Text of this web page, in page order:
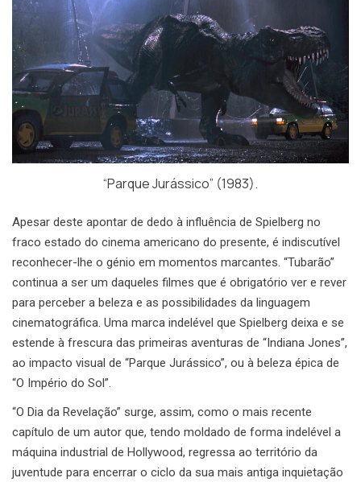
“Parque Jurássico” (1983).
Apesar deste apontar de dedo à influência de Spielberg no
fraco estado do cinema americano do presente, é indiscutível
reconhecer-lhe o génio em momentos marcantes. “Tubarão”
continua a ser um daqueles filmes que é obrigatório ver e rever
para perceber a beleza e as possibilidades da linguagem
cinematográfica. Uma marca indelével que Spielberg deixa e se
estende à frescura das primeiras aventuras de “Indiana Jones”,
ao impacto visual de “Parque Jurássico”, ou à beleza épica de
“O Império do Sol”.
“O Dia da Revelação” surge, assim, como o mais recente
capítulo de um autor que, tendo moldado de forma indelével a
máquina industrial de Hollywood, regressa ao território da
juventude para encerrar o ciclo da sua mais antiga inquietação